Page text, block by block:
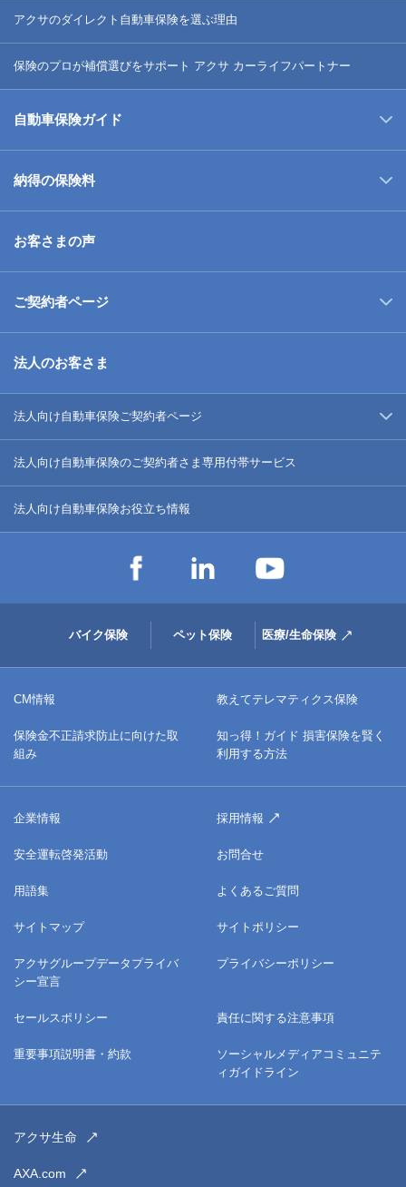
アクサのダイレクト自動車保険を選ぶ理由
保険のプロが補償選びをサポート アクサ カーライフパートナー
自動車保険ガイド
納得の保険料
お客さまの声
ご契約者ページ
法人のお客さま
法人向け自動車保険ご契約者ページ
法人向け自動車保険のご契約者さま専用付帯サービス
法人向け自動車保険お役立ち情報
バイク保険 ペット保険 医療/生命保険
CM情報 教えてテレマティクス保険
保険金不正請求防止に向けた取
組み
知っ得！ガイド 損害保険を賢く
利用する方法
企業情報 採用情報
安全運転啓発活動 お問合せ
用語集 よくあるご質問
サイトマップ サイトポリシー
アクサグループデータプライバ
シー宣言
プライバシーポリシー
セールスポリシー 責任に関する注意事項
重要事項説明書・約款
ソーシャルメディアコミュニテ
ィガイドライン
アクサ生命
AXA.com